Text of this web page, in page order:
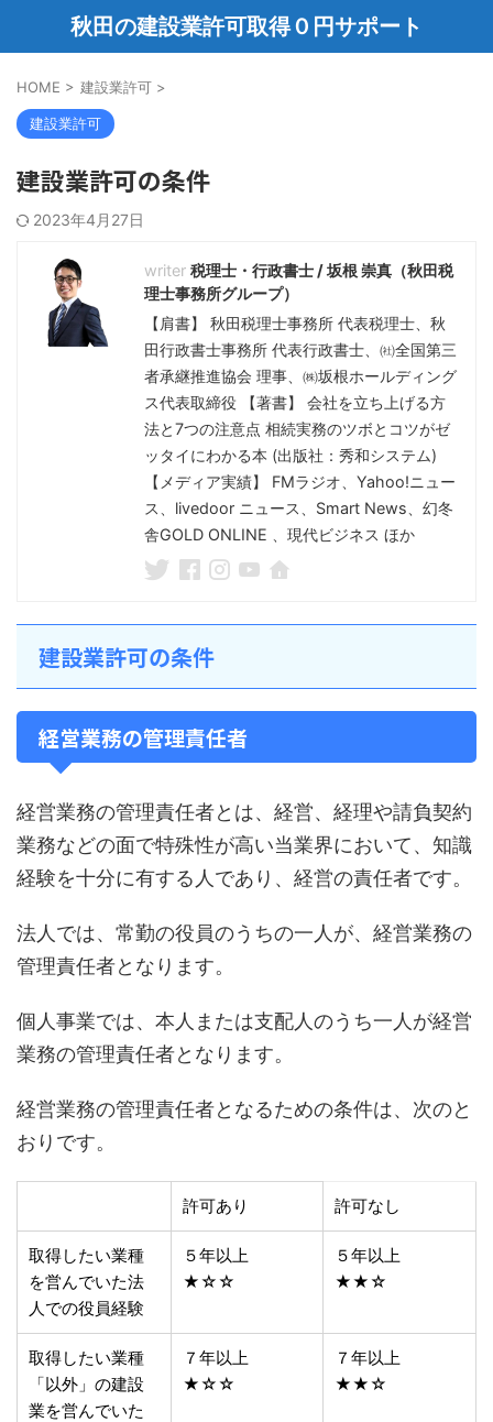
秋田の建設業許可取得０円サポート
HOME > 建設業許可 >
建設業許可
建設業許可の条件
2023年4月27日
税理士・行政書士 / 坂根 崇真（秋田税
理士事務所グループ）
【肩書】 秋田税理士事務所 代表税理士、秋
田行政書士事務所 代表行政書士、㈳全国第三
者承継推進協会 理事、㈱坂根ホールディング
ス代表取締役 【著書】 会社を立ち上げる方
法と7つの注意点 相続実務のツボとコツがゼ
ッタイにわかる本 (出版社：秀和システム)
【メディア実績】 FMラジオ、Yahoo!ニュー
ス、livedoor ニュース、Smart News、幻冬
舎GOLD ONLINE 、現代ビジネス ほか
建設業許可の条件
経営業務の管理責任者
経営業務の管理責任者とは、経営、経理や請負契約
業務などの面で特殊性が高い当業界において、知識
経験を十分に有する人であり、経営の責任者です。
法人では、常勤の役員のうちの一人が、経営業務の
管理責任者となります。
個人事業では、本人または支配人のうち一人が経営
業務の管理責任者となります。
経営業務の管理責任者となるための条件は、次のと
おりです。
許可あり 許可なし
取得したい業種
を営んでいた法
人での役員経験
５年以上
★☆☆
５年以上
★★☆
取得したい業種
「以外」の建設
業を営んでいた
７年以上
★☆☆
７年以上
★★☆